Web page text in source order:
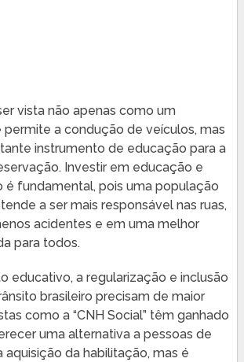
vista não apenas como um
a condução de veículos, mas
instrumento de educação para a
Investir em educação e
é fundamental, pois uma população
a ser mais responsável nas ruas,
acidentes e em uma melhor
para todos.
educativo, a regularização e inclusão
brasileiro precisam de maior
como a “CNH Social” têm ganhado
uma alternativa a pessoas de
aquisição da habilitação, mas é